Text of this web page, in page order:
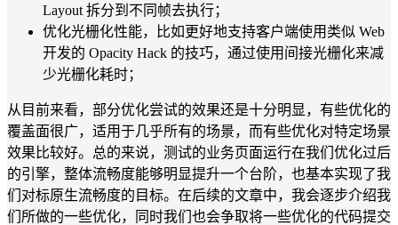
Layout 拆分到不同帧去执行；
优化光栅化性能，比如更好地支持客户端使用类似 Web
开发的 Opacity Hack 的技巧，通过使用间接光栅化来减
少光栅化耗时；
从目前来看，部分优化尝试的效果还是十分明显，有些优化的
覆盖面很广，适用于几乎所有的场景，而有些优化对特定场景
效果比较好。总的来说，测试的业务页面运行在我们优化过后
的引擎，整体流畅度能够明显提升一个台阶，也基本实现了我
们对标原生流畅度的目标。在后续的文章中，我会逐步介绍我
们所做的一些优化，同时我们也会争取将一些优化的代码提交